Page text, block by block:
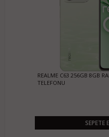
REALME C63 256GB 8GB
TELEFONU
SEPETE